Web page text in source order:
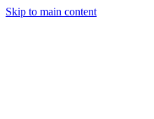
Skip to main content